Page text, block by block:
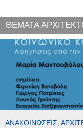
ΘΕΜΑΤΑ
ΑΝΑΚΟΙΝΏΣΕΙΣ,